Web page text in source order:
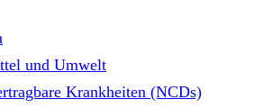
und Umwelt
Krankheiten (NCDs)